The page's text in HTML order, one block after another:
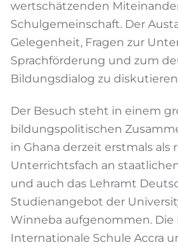
wertschätzenden
Schulgemeinschaft. Der
Gelegenheit, Fragen zur
Sprachförderung und zum
Bildungsdialog zu
Der Besuch steht in einem
bildungspolitischen
in Ghana derzeit erstmals als
Unterrichtsfach an
und auch das Lehramt
Studienangebot der
Winneba aufgenommen. Die
Internationale Schule Accra